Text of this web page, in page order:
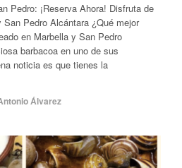
Pedro: ¡Reserva Ahora! Disfruta de
Pedro Alcántara ¿Qué mejor
en Marbella y San Pedro
barbacoa en uno de sus
noticia es que tienes la
Álvarez